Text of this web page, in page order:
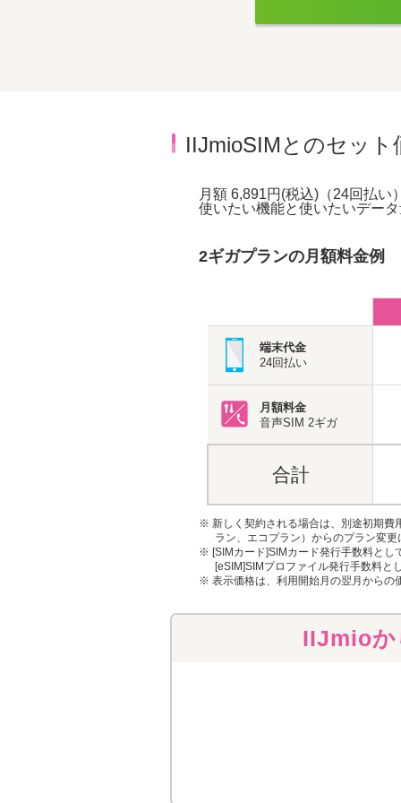
IIJmioSIMとのセット
月額 6,891円(税込)（24回払
使いたい機能と使いたいデー
2ギガプランの月額料金例
端末代金
24回払い
月額料金
音声SIM 2ギガ
合計
※ 新しく契約される場合は、別途初期費
ラン、エコプラン）からのプラン変
※ [SIMカード]SIMカード発行手数料とし
[eSIM]SIMプロファイル発行手数料と
※ 表示価格は、利用開始月の翌月からの
IIJmioか